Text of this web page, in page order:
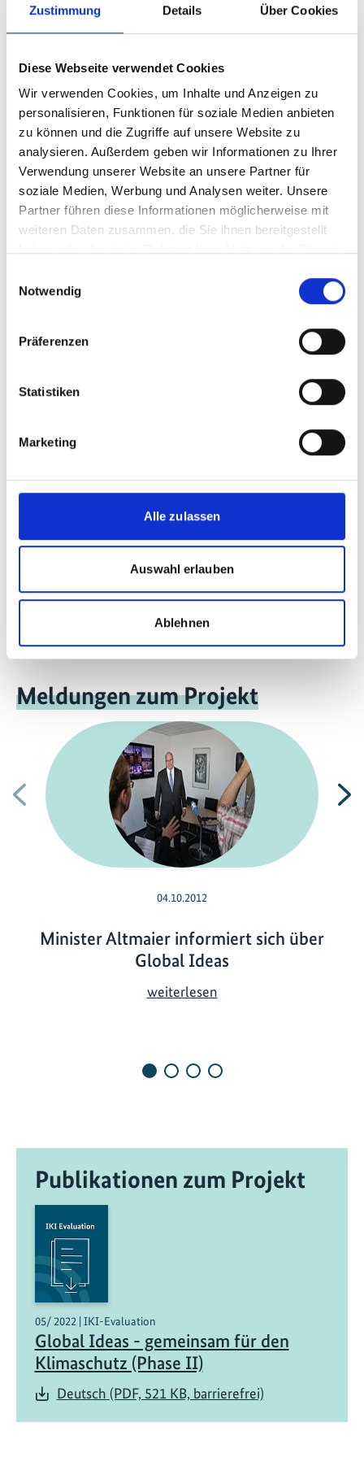
Zustimmung Details Über Cookies
Diese Webseite verwendet Cookies
Wir verwenden Cookies, um Inhalte und Anzeigen zu
personalisieren, Funktionen für soziale Medien anbieten
zu können und die Zugriffe auf unsere Website zu
analysieren. Außerdem geben wir Informationen zu Ihrer
Verwendung unserer Website an unsere Partner für
soziale Medien, Werbung und Analysen weiter. Unsere
Partner führen diese Informationen möglicherweise mit
weiteren Daten zusammen, die Sie ihnen bereitgestellt
Notwendig
Präferenzen
Statistiken
Marketing
Alle zulassen
Auswahl erlauben
Ablehnen
"Nobel Ideas": Statements von 14
Nobelpreisträger aus der ganzen Welt zu Fragen
und zum Einsatz erneuerbarer Energien über die
Global Ideas-Webseite oder den Blog verbreitet
16 Statements – vom Politiker über Aktivisten bis
zum Wissenschaftler - über die Global Ideas-
Webseite oder den Blog verbreitet
Weltweit 17 neue Vertriebs- und Sendepartner
gewonnen
Vermarktung der Filme und der Online-Plattform
unter anderem auf Konferenzen
untertitelten Filmversionen zum Einsatz auf
Klimaverhandlungen in Durban)
Films" beim New York Festivals International
Letzte Aktualisierung:
initiative.com/PROJECT507
Meldungen zum Projekt
Vorherige
04.10.2012
Minister Altmaier informiert sich über
Global Ideas
weiterlesenM
s
A
l
t
n
f
r
Publikationen zum Projekt
05/ 2022 | IKI-Evaluation
Global Ideas - gemeinsam für den
Klimaschutz (Phase II)
Deutsch (PDF, 521 KB, barrierefrei)